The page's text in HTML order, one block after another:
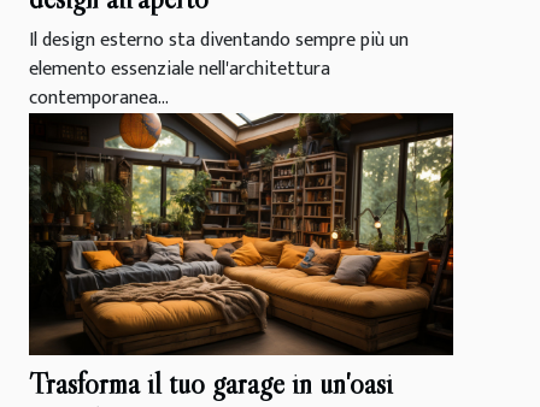
Il design esterno sta diventando sempre più un
elemento essenziale nell'architettura
contemporanea...
Trasforma il tuo garage in un'oasi